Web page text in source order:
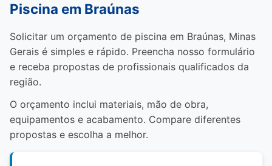
Piscina em Braúnas
Solicitar um orçamento de piscina em Braúnas, Minas
Gerais é simples e rápido. Preencha nosso formulário
e receba propostas de profissionais qualificados da
região.
O orçamento inclui materiais, mão de obra,
equipamentos e acabamento. Compare diferentes
propostas e escolha a melhor.